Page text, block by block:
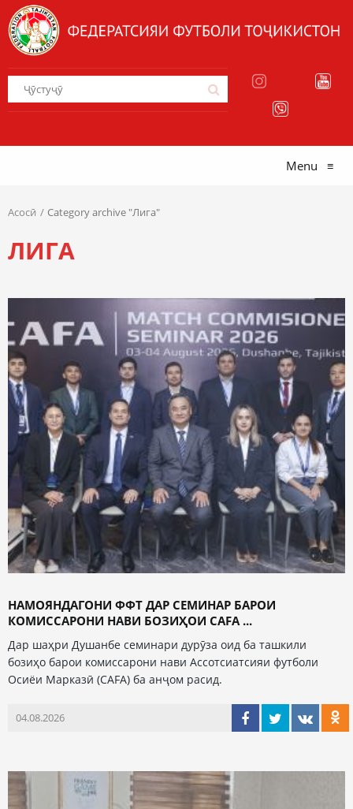
Menu ≡
Асосӣ Category archive "Лига"
ЛИГА
НАМОЯНДАГОНИ ФФТ ДАР СЕМИНАР БАРОИ
КОМИССАРОНИ НАВИ БОЗИҲОИ CAFA ...
Дар шаҳри Душанбе семинари дурӯза оид ба ташкили
бозиҳо барои комиссарони нави Ассотсиатсияи футболи
Осиёи Марказӣ (CAFA) ба анҷом расид.
04.08.2026